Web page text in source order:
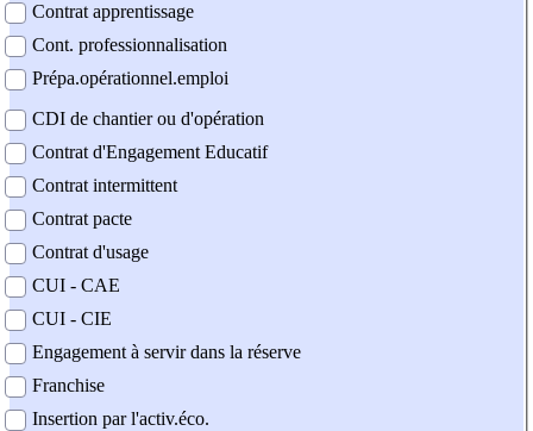
Contrat apprentissage
Cont. professionnalisation
Prépa.opérationnel.emploi
CDI de chantier ou d'opération
Contrat d'Engagement Educatif
Contrat intermittent
Contrat pacte
Contrat d'usage
CUI - CAE
CUI - CIE
Engagement à servir dans la réserve
Franchise
Insertion par l'activ.éco.